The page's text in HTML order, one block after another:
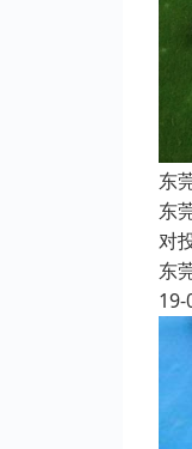
东
东
对
东
19-